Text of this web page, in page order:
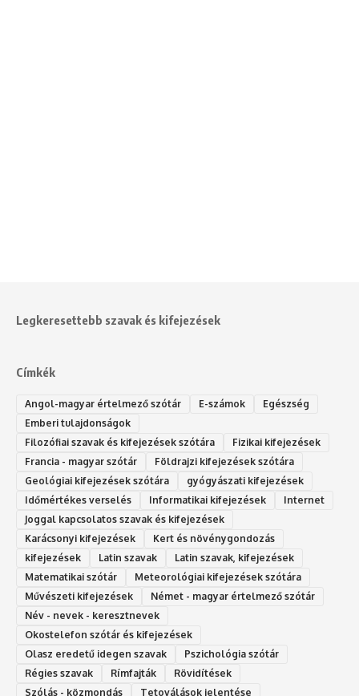
Legkeresettebb szavak és kifejezések
Címkék
Angol-magyar értelmező szótár E-számok
Egészség
Emberi tulajdonságok
Filozófiai szavak és kifejezések szótára
Fizikai kifejezések
Francia - magyar szótár
Földrajzi kifejezések szótára
Geológiai kifejezések szótára
gyógyászati kifejezések
Időmértékes verselés
Informatikai kifejezések
Internet
Joggal kapcsolatos szavak és kifejezések
Karácsonyi kifejezések
Kert és növénygondozás
kifejezések
Latin szavak
Latin szavak, kifejezések
Matematikai szótár
Meteorológiai kifejezések szótára
Művészeti kifejezések
Német - magyar értelmező szótár
Név - nevek - keresztnevek
Okostelefon szótár és kifejezések
Olasz eredetű idegen szavak
Ps‮gólohciz‬ia s‮átóz‬r
Régies szavak
Rímfajták
Rövidítések
Szólás - közmondás
Tetoválások jelentése